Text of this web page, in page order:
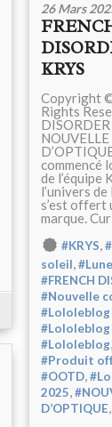
26 Mars
KRYS
Copyright
Rights
DISORDER
commencé
de l’équipe
l’univers
s’est offert
marque.
#KRYS,
soleil,
#FRENCH
#Nouvelle
#Lololeblog
#Lololeblog,
#Produit
#OOTD,
2025,
D’OPTIQUE,